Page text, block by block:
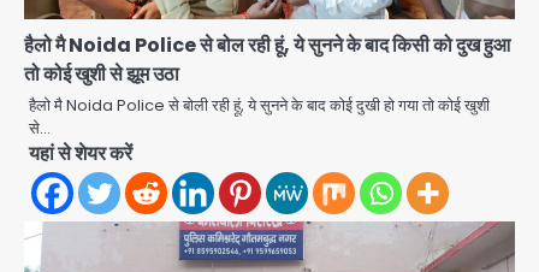
हैलो मै Noida Police से बोल रही हूं, ये सुनने के बाद किसी को दुख हुआ
तो कोई खुशी से झूम उठा
हैलो मै Noida Police से बोली रही हूं, ये सुनने के बाद कोई दुखी हो गया तो कोई खुशी
से…
यहां से शेयर करें
Air India Phuket Delhi flight:
कैप्टन का डोप टेस्ट पॉजिटिव, 17 घायल;
Baramati Airport Plane Crash:
रनवे पर ट्रेनी विमान क्रैश, जांच शुरू